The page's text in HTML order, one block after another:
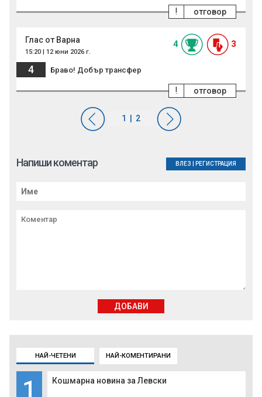
НАЙ-ЧЕТЕНИ НАЙ-КОМЕНТИРАНИ
1 Кошмарна новина за Левски
отговор
!
Глас от Варна
15:20 | 12 юни 2026 г.
4 3
4 Браво! Добър трансфер
отговор
!
Напиши коментар ВЛЕЗ РЕГИСТРАЦИЯ
ДОБАВИ